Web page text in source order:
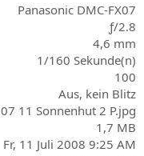
Panasonic DMC-FX07
ƒ/2.8
4,6 mm
1/160 Sekunde(n)
100
Aus, kein Blitz
07 11 Sonnenhut 2 P.jpg
1,7 MB
Fr, 11 Juli 2008 9:25 AM